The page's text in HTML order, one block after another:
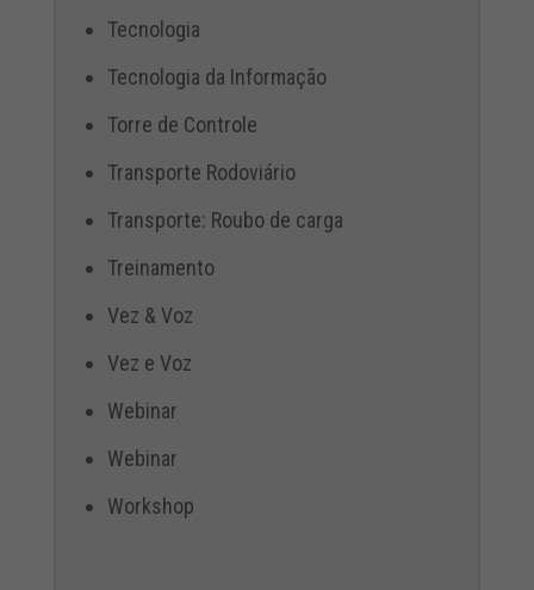
Tecnologia
Tecnologia da Informação
Torre de Controle
Transporte Rodoviário
Transporte: Roubo de carga
Treinamento
Vez & Voz
Vez e Voz
Webinar
Webinar
Workshop